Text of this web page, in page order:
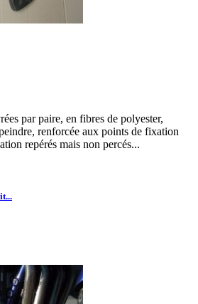
par paire, en fibres de polyester,
renforcée aux points de fixation
repérés mais non percés...